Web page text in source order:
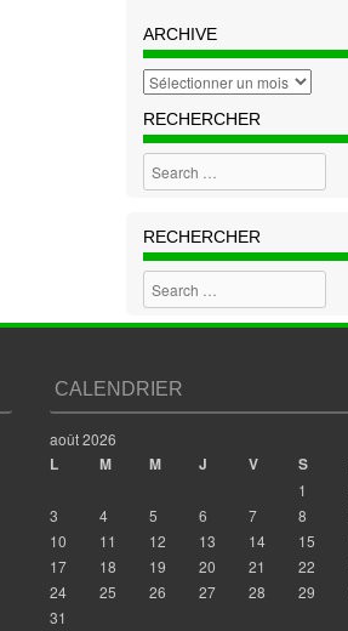
ARCHIVE
archive
RECHERCHER
Search
RECHERCHER
Search
CALENDRIER
août 2026
L M M J V S
1
3
4 5 6 7 8
10
11 12 13 14 15
17
18 19 20 21 22
24
25 26 27 28 29
31